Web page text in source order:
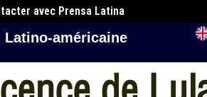
avec Prensa Latina
américaine